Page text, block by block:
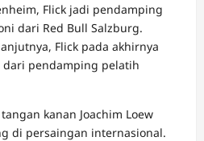
Flick jadi pendamping
dari Red Bull Salzburg.
Flick pada akhirnya
pendamping pelatih
kanan Joachim Loew
di persaingan internasional.